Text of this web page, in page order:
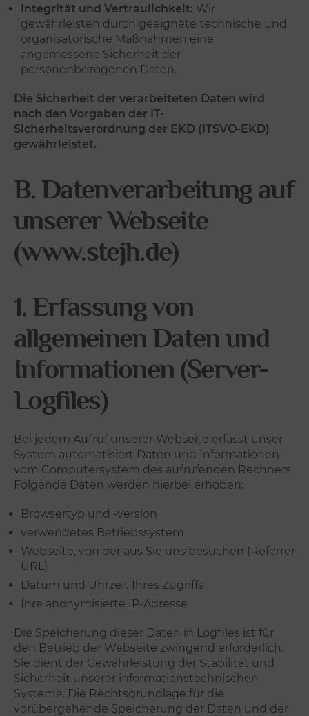
Integrität und Vertraulichkeit: Wir
gewährleisten durch geeignete technische und
organisatorische Maßnahmen eine
angemessene Sicherheit der
personenbezogenen Daten.
Die Sicherheit der verarbeiteten Daten wird
nach den Vorgaben der IT-
Sicherheitsverordnung der EKD (ITSVO-EKD)
gewährleistet.
B. Datenverarbeitung auf
unserer Webseite
(www.stejh.de)
1. Erfassung von
allgemeinen Daten und
Informationen (Server-
Logfiles)
Bei jedem Aufruf unserer Webseite erfasst unser
System automatisiert Daten und Informationen
vom Computersystem des aufrufenden Rechners.
Folgende Daten werden hierbei erhoben:
Browsertyp und -version
verwendetes Betriebssystem
Webseite, von der aus Sie uns besuchen (Referrer
URL)
Datum und Uhrzeit Ihres Zugriffs
Ihre anonymisierte IP-Adresse
Die Speicherung dieser Daten in Logfiles ist für
den Betrieb der Webseite zwingend erforderlich.
Sie dient der Gewährleistung der Stabilität und
Sicherheit unserer informationstechnischen
Systeme. Die Rechtsgrundlage für die
vorübergehende Speicherung der Daten und der